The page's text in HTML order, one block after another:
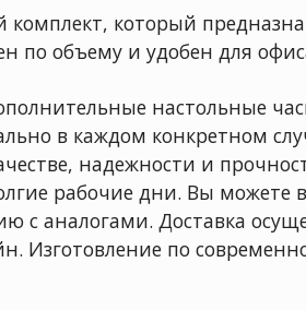
комплект, который
по объему и удобен для
настольные
в каждом конкретном
надежности и
рабочие дни. Вы можете
с аналогами. Доставка
Изготовление по